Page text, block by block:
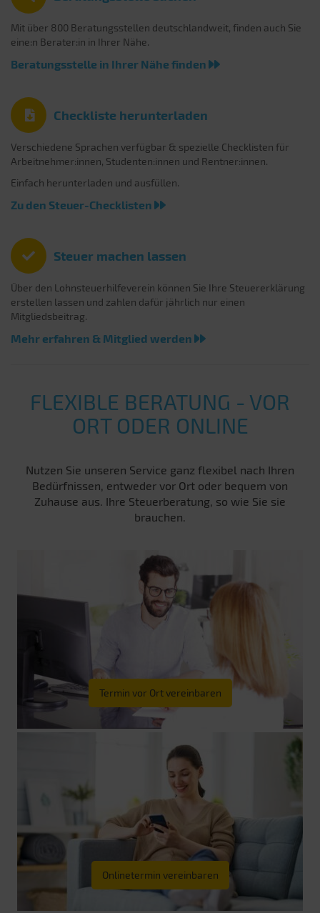
Mit über 800 Beratungsstellen deutschlandweit, finden auch Sie
eine:n Berater:in in Ihrer Nähe.
Beratungsstelle in Ihrer Nähe finden
Checkliste herunterladen
Verschiedene Sprachen verfügbar & spezielle Checklisten für
Arbeitnehmer:innen, Studenten:innen und Rentner:innen.
Einfach herunterladen und ausfüllen.
Zu den Steuer-Checklisten
Steuer machen lassen
Über den Lohnsteuerhilfeverein können Sie Ihre Steuererklärung
erstellen lassen und zahlen dafür jährlich nur einen
Mitgliedsbeitrag.
Mehr erfahren & Mitglied werden
FLEXIBLE BERATUNG - VOR
ORT ODER ONLINE
Nutzen Sie unseren Service ganz flexibel nach Ihren
Bedürfnissen, entweder vor Ort oder bequem von
Zuhause aus. Ihre Steuerberatung, so wie Sie sie
brauchen.
Termin vor Ort vereinbaren
Onlinetermin vereinbaren